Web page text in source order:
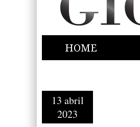
HOME
13 abril
2023